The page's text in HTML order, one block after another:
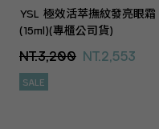
YSL 極效活萃撫紋發亮眼霜
(15ml)(專櫃公司貨)
NT.3,200 NT.2,553
SALE